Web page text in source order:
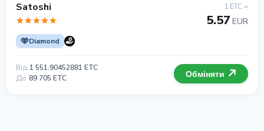
Satoshi
Diamond
1 ETC =
5.57 EUR
Від 1 551.90452881 ETC
До 89 705 ETC Обміняти